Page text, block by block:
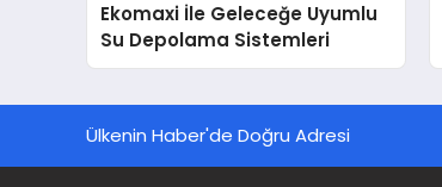
Ekomaxi İle Geleceğe Uyumlu
Su Depolama Sistemleri
Ülkenin Haber'de Doğru Adresi